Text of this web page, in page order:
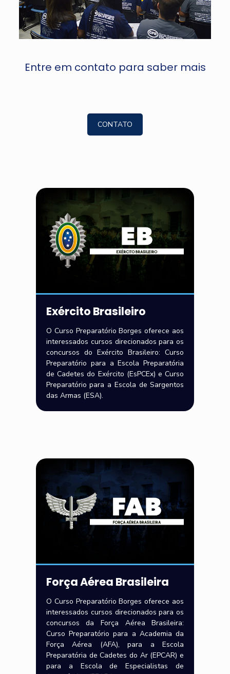
Entre em contato para saber mais
CONTATO
Exército Brasileiro
O Curso Preparatório Borges oferece aos
interessados cursos direcionados para os
concursos do Exército Brasileiro: Curso
Preparatório para a Escola Preparatória
de Cadetes do Exército (EsPCEx) e Curso
Preparatório para a Escola de Sargentos
das Armas (ESA).
Força Aérea Brasileira
O Curso Preparatório Borges oferece aos
interessados cursos direcionados para os
concursos da Força Aérea Brasileira:
Curso Preparatório para a Academia da
Força Aérea (AFA), para a Escola
Preparatória de Cadetes do Ar (EPCAR) e
para a Escola de Especialistas de